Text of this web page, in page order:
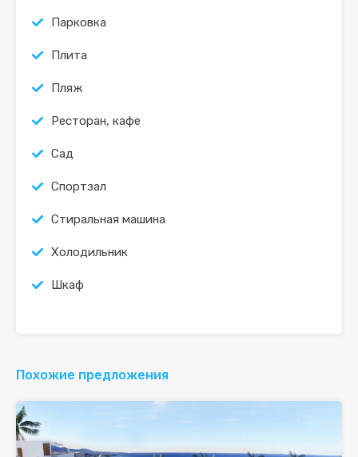
Парковка
Плита
Пляж
Ресторан, кафе
Сад
Спортзал
Стиральная машина
Холодильник
Шкаф
Похожие предложения